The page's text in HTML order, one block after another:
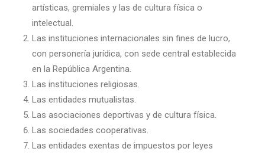
artísticas, gremiales y las de cultura física o
intelectual.
Las instituciones internacionales sin fines de lucro,
con personería jurídica, con sede central establecida
en la República Argentina.
Las instituciones religiosas.
Las entidades mutualistas.
Las asociaciones deportivas y de cultura física.
Las sociedades cooperativas.
Las entidades exentas de impuestos por leyes